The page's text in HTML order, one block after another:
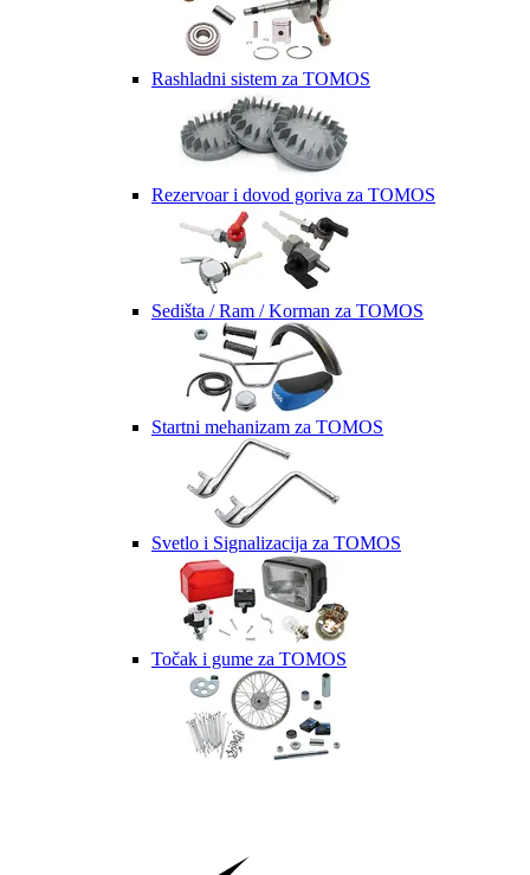
Rashladni sistem za TOMOS
Rezervoar i dovod goriva za TOMOS
Sedišta / Ram / Korman za TOMOS
Startni mehanizam za TOMOS
Svetlo i Signalizacija za TOMOS
Točak i gume za TOMOS